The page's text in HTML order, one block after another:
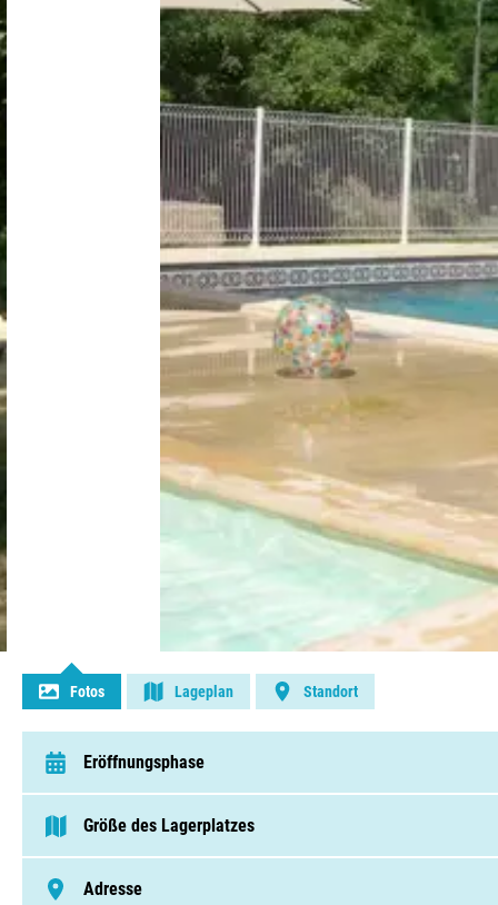
Nachrichten / Blog
Häufig gestellte Fragen
Meinen Campingplatz anmelden
Zusammenarbeit / Werbung
Fotos Lageplan Standort
Eröffnungsphase
van 22 April t/m 20 September
Größe des Lagerplatzes
< 75 Pitches
Adresse